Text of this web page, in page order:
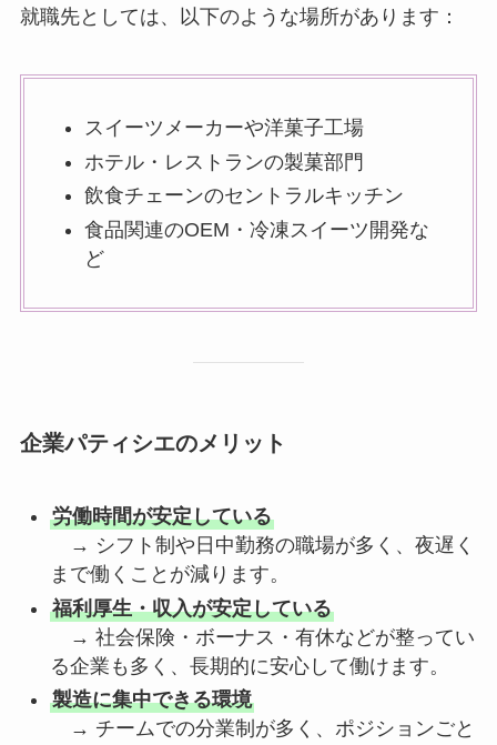
就職先としては、以下のような場所があります：
スイーツメーカーや洋菓子工場
ホテル・レストランの製菓部門
飲食チェーンのセントラルキッチン
食品関連のOEM・冷凍スイーツ開発な
ど
企業パティシエのメリット
労働時間が安定している
→ シフト制や日中勤務の職場が多く、夜遅く
まで働くことが減ります。
福利厚生・収入が安定している
→ 社会保険・ボーナス・有休などが整ってい
る企業も多く、長期的に安心して働けます。
製造に集中できる環境
→ チームでの分業制が多く、ポジションごと